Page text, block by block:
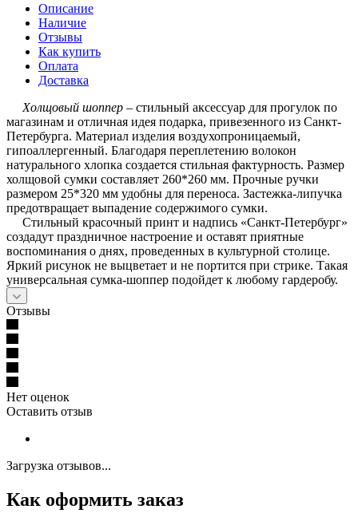
Описание
Наличие
Отзывы
Как купить
Оплата
Доставка
Холщовый шоппер – стильный аксессуар для прогулок по
магазинам и отличная идея подарка, привезенного из Санкт-
Петербурга. Материал изделия воздухопроницаемый,
гипоаллергенный. Благодаря переплетению волокон
натурального хлопка создается стильная фактурность. Размер
холщовой сумки составляет 260*260 мм. Прочные ручки
размером 25*320 мм удобны для переноса. Застежка-липучка
предотвращает выпадение содержимого сумки.
Стильный красочный принт и надпись «Санкт-Петербург»
создадут праздничное настроение и оставят приятные
воспоминания о днях, проведенных в культурной столице.
Яркий рисунок не выцветает и не портится при стрике. Такая
универсальная сумка-шоппер подойдет к любому гардеробу.
Отзывы
Нет оценок
Оставить отзыв
Загрузка отзывов...
Как оформить заказ